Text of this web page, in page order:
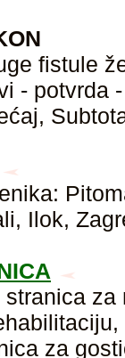
fistule
- potvrda
Ilok,
za